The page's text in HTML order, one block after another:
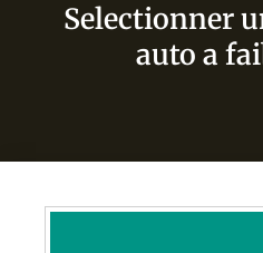
Selectionner
auto a